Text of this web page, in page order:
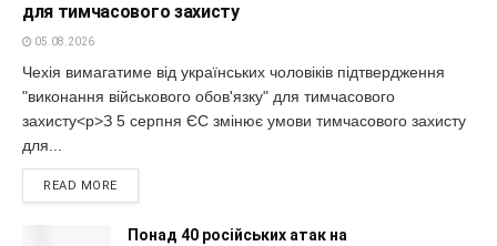
для тимчасового захисту
05.08.2026
Чехія вимагатиме від українських чоловіків підтвердження
"виконання військового обов'язку" для тимчасового
захисту<p>З 5 серпня ЄС змінює умови тимчасового захисту
для...
READ MORE
Понад 40 російських атак на